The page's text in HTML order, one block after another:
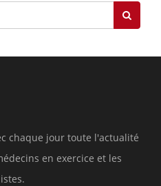
chaque jour toute l'actualité
en exercice et les